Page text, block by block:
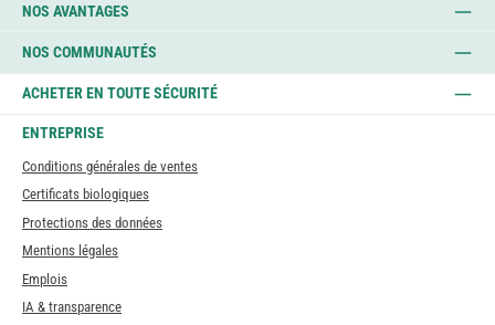
NOS AVANTAGES
NOS COMMUNAUTÉS
ACHETER EN TOUTE SÉCURITÉ
ENTREPRISE
Conditions générales de ventes
Certificats biologiques
Protections des données
Mentions légales
Emplois
IA & transparence